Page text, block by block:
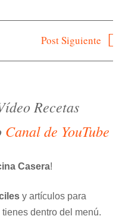
Post Siguiente
Recetas
Canal de YouTube
Casera!
y artículos para
dentro del menú.